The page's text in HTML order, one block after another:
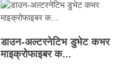
डाउन-अल्टरनेटिभ डुभेट कभर
माइक्रोफाइबर क...